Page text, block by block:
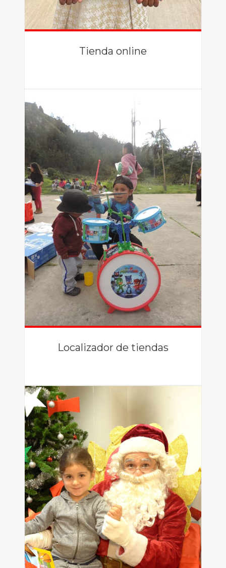
Tienda online
Localizador de tiendas